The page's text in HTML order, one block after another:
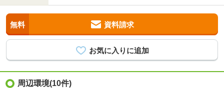
無料 資料請求
周辺環境(10件)